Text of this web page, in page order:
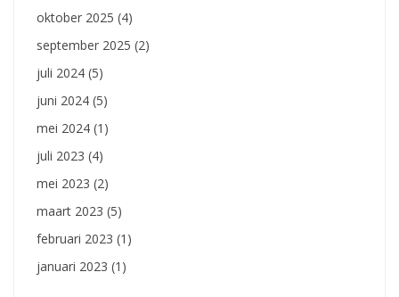
oktober 2025 (4)
september 2025 (2)
juli 2024 (5)
juni 2024 (5)
mei 2024 (1)
juli 2023 (4)
mei 2023 (2)
maart 2023 (5)
februari 2023 (1)
januari 2023 (1)